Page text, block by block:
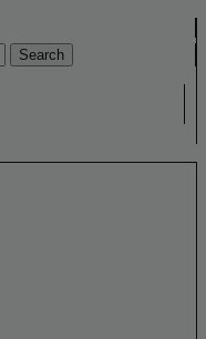
Search